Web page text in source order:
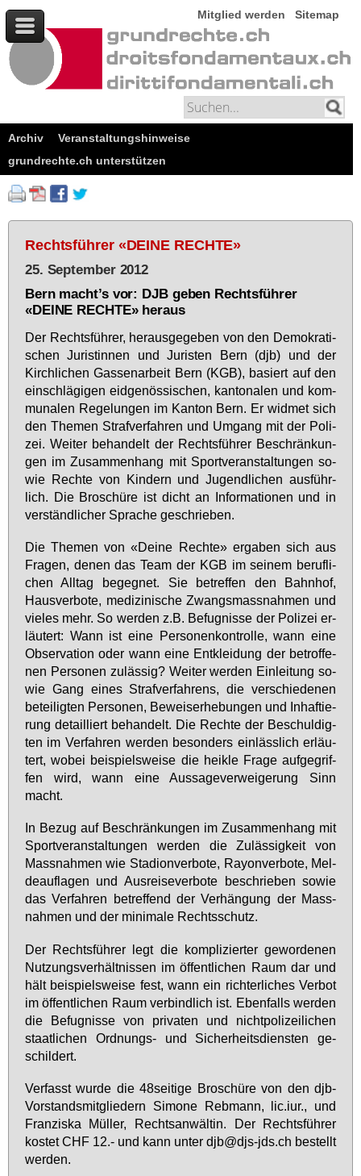
Mitglied werden Sitemap
Archiv
Veranstaltungshinweise
grundrechte.ch unterstützen
Rechtsführer «DEINE RECHTE»
25. September 2012
Bern macht’s vor: DJB geben Rechtsführer
«DEINE RECHTE» heraus
Der Rechts­füh­rer, her­aus­ge­ge­ben von den De­mo­kra­ti­
schen Ju­ris­tin­nen und Ju­ris­ten Bern (djb) und der
Kirch­li­chen Gas­sen­ar­beit Bern (KGB), ba­siert auf den
ein­schlä­gi­gen eid­ge­nös­si­schen, kan­to­na­len und kom­
mu­na­len Re­ge­lun­gen im Kan­ton Bern. Er wid­met sich
den The­men Straf­ver­fah­ren und Um­gang mit der Po­li­
zei. Wei­ter be­han­delt der Rechts­füh­rer Be­schrän­kun­
gen im Zu­sam­men­hang mit Sport­ver­an­stal­tun­gen so­
wie Rech­te von Kin­dern und Ju­gend­li­chen aus­führ­
lich. Die Bro­schü­re ist dicht an In­for­ma­tio­nen und in
ver­ständ­li­cher Spra­che ge­schrie­ben.
Die The­men von «Dei­ne Rech­te» er­ga­ben sich aus
Fra­gen, de­nen das Team der KGB im sei­nem be­ruf­li­
chen All­tag be­geg­net. Sie be­tref­fen den Bahn­hof,
Haus­ver­bo­te, me­di­zi­ni­sche Zwangs­mass­nah­men und
vie­les mehr. So wer­den z.B. Be­fug­nis­se der Po­li­zei er­
läu­tert: Wann ist ei­ne Per­so­nen­kon­trol­le, wann ei­ne
Ob­ser­va­ti­on oder wann ei­ne Ent­klei­dung der be­trof­fe­
nen Per­so­nen zu­läs­sig? Wei­ter wer­den Ein­lei­tung so­
wie Gang ei­nes Straf­ver­fah­rens, die ver­schie­de­nen
be­tei­lig­ten Per­so­nen, Be­weis­er­he­bun­gen und In­haf­tie­
rung de­tail­liert be­han­delt. Die Rech­te der Be­schul­dig­
ten im Ver­fah­ren wer­den be­son­ders ein­läss­lich er­läu­
tert, wo­bei bei­spiels­wei­se die heik­le Fra­ge auf­ge­grif­
fen wird, wann ei­ne Aus­sa­ge­ver­wei­ge­rung Sinn
macht.
In Be­zug auf Be­schrän­kun­gen im Zu­sam­men­hang mit
Sport­ver­an­stal­tun­gen wer­den die Zu­läs­sig­keit von
Mass­nah­men wie Sta­di­on­ver­bo­te, Rayon­ver­bo­te, Mel­
de­auf­la­gen und Aus­rei­se­ver­bo­te be­schrie­ben so­wie
das Ver­fah­ren be­tref­fend der Ver­hän­gung der Mass­
nah­men und der mi­ni­ma­le Rechts­schutz.
Der Rechts­füh­rer legt die kom­pli­zier­ter ge­wor­de­nen
Nut­zungs­ver­hält­nis­sen im öf­fent­li­chen Raum dar und
hält bei­spiels­wei­se fest, wann ein rich­ter­li­ches Ver­bot
im öf­fent­li­chen Raum ver­bind­lich ist. Eben­falls wer­den
die Be­fug­nis­se von pri­va­ten und nicht­po­li­zei­li­chen
staat­li­chen Ord­nungs- und Si­cher­heits­diens­ten ge­
schil­dert.
Ver­fasst wur­de die 48­sei­ti­ge Bro­schü­re von den djb-
Vor­stands­mit­glie­dern Si­mo­ne Reb­mann, lic.​iur., und
Fran­zis­ka Mül­ler, Rechts­an­wäl­tin. Der Rechts­füh­rer
kos­tet CHF 12.- und kann un­ter djb@​djs-​jds.​ch be­stellt
wer­den.